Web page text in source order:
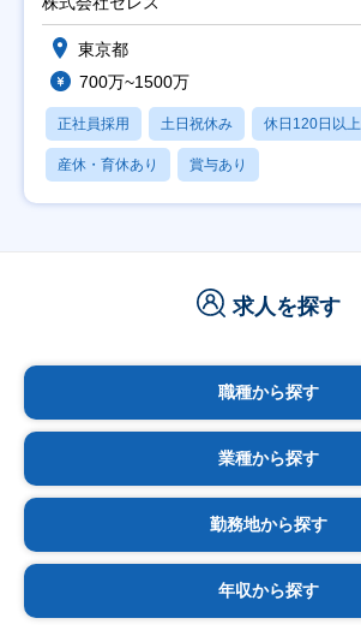
東京都
700万~1500万
正社員採用 土日祝休み 休日120日以上
産休・育休あり 賞与あり
求人を探す
職種から探す
業種から探す
勤務地から探す
年収から探す